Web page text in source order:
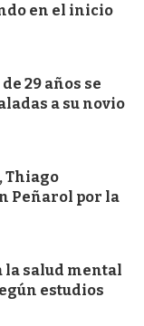
en el inicio
29 años se
a su novio
Thiago
Peñarol por la
la salud mental
estudios